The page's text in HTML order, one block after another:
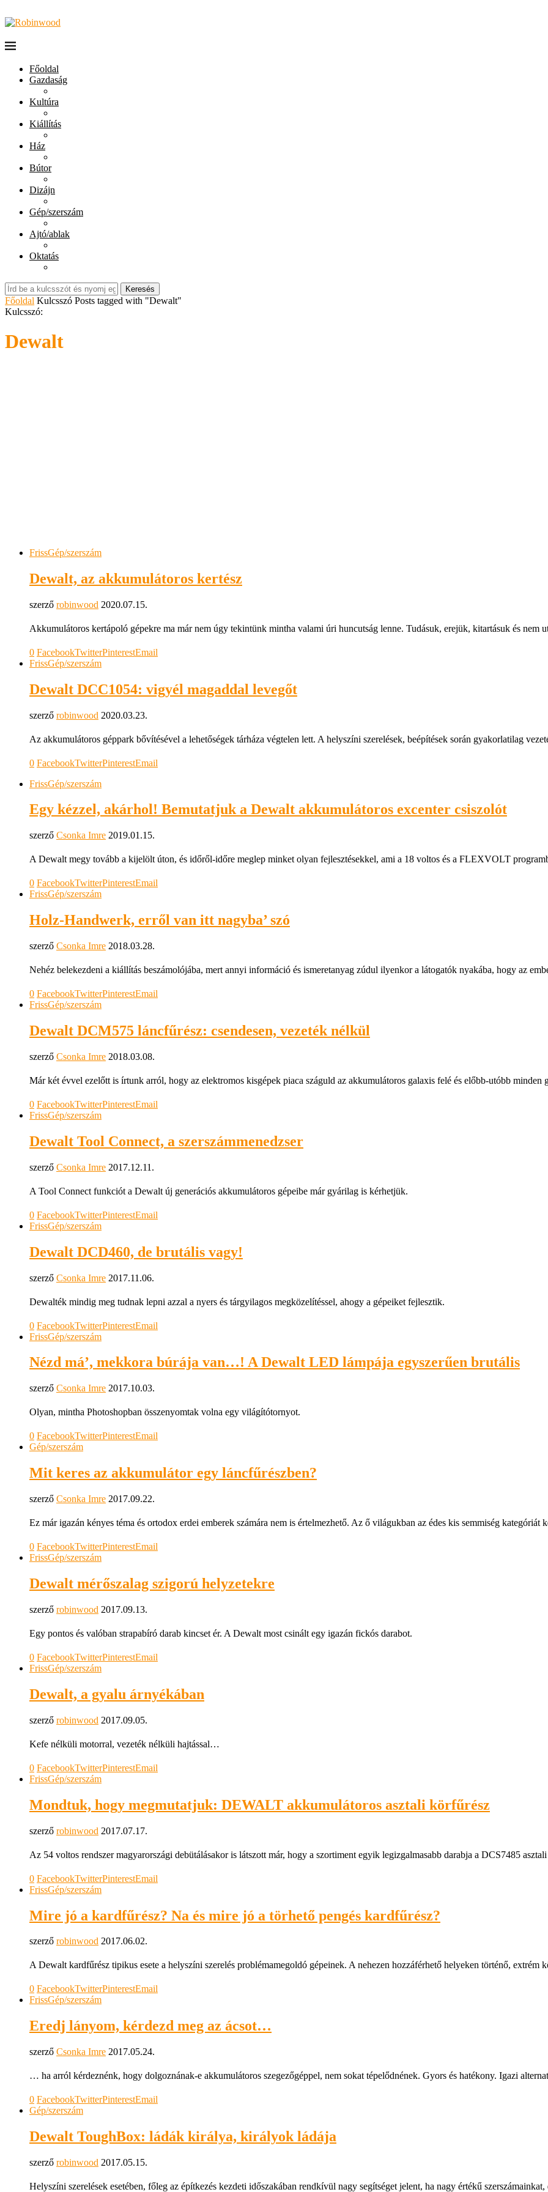
Főoldal
Gazdaság
Kultúra
Kiállítás
Ház
Bútor
Dizájn
Gép/szerszám
Ajtó/ablak
Oktatás
Keresés
Főoldal Kulcsszó Posts tagged with "Dewalt"
Kulcsszó:
Dewalt
FrissGép/szerszám
Dewalt, az akkumulátoros kertész
szerző robinwood 2020.07.15.
Akkumulátoros kertápoló gépekre ma már nem úgy tekintünk mintha valami úri huncutság lenne. Tudásuk, erejük, kitartásuk és nem
0 FacebookTwitterPinterestEmail
FrissGép/szerszám
Dewalt DCC1054: vigyél magaddal levegőt
szerző robinwood 2020.03.23.
Az akkumulátoros géppark bővítésével a lehetőségek tárháza végtelen lett. A helyszíni szerelések, beépítések során gyakorlatilag
0 FacebookTwitterPinterestEmail
FrissGép/szerszám
Egy kézzel, akárhol! Bemutatjuk a Dewalt akkumulátoros excenter csiszolót
szerző Csonka Imre 2019.01.15.
A Dewalt megy tovább a kijelölt úton, és időről-időre meglep minket olyan fejlesztésekkel, ami a 18 voltos és a FLEXVOLT
0 FacebookTwitterPinterestEmail
FrissGép/szerszám
Holz-Handwerk, erről van itt nagyba’ szó
szerző Csonka Imre 2018.03.28.
Nehéz belekezdeni a kiállítás beszámolójába, mert annyi információ és ismeretanyag zúdul ilyenkor a látogatók nyakába, hogy az
0 FacebookTwitterPinterestEmail
FrissGép/szerszám
Dewalt DCM575 láncfűrész: csendesen, vezeték nélkül
szerző Csonka Imre 2018.03.08.
Már két évvel ezelőtt is írtunk arról, hogy az elektromos kisgépek piaca száguld az akkumulátoros galaxis felé és előbb-utóbb
0 FacebookTwitterPinterestEmail
FrissGép/szerszám
Dewalt Tool Connect, a szerszámmenedzser
szerző Csonka Imre 2017.12.11.
A Tool Connect funkciót a Dewalt új generációs akkumulátoros gépeibe már gyárilag is kérhetjük.
0 FacebookTwitterPinterestEmail
FrissGép/szerszám
Dewalt DCD460, de brutális vagy!
szerző Csonka Imre 2017.11.06.
Dewalték mindig meg tudnak lepni azzal a nyers és tárgyilagos megközelítéssel, ahogy a gépeiket fejlesztik.
0 FacebookTwitterPinterestEmail
FrissGép/szerszám
Nézd má’, mekkora búrája van…! A Dewalt LED lámpája egyszerűen brutális
szerző Csonka Imre 2017.10.03.
Olyan, mintha Photoshopban összenyomtak volna egy világítótornyot.
0 FacebookTwitterPinterestEmail
Gép/szerszám
Mit keres az akkumulátor egy láncfűrészben?
szerző Csonka Imre 2017.09.22.
Ez már igazán kényes téma és ortodox erdei emberek számára nem is értelmezhető. Az ő világukban az édes kis semmiség
0 FacebookTwitterPinterestEmail
FrissGép/szerszám
Dewalt mérőszalag szigorú helyzetekre
szerző robinwood 2017.09.13.
Egy pontos és valóban strapabíró darab kincset ér. A Dewalt most csinált egy igazán fickós darabot.
0 FacebookTwitterPinterestEmail
FrissGép/szerszám
Dewalt, a gyalu árnyékában
szerző robinwood 2017.09.05.
Kefe nélküli motorral, vezeték nélküli hajtással…
0 FacebookTwitterPinterestEmail
FrissGép/szerszám
Mondtuk, hogy megmutatjuk: DEWALT akkumulátoros asztali körfűrész
szerző robinwood 2017.07.17.
Az 54 voltos rendszer magyarországi debütálásakor is látszott már, hogy a szortiment egyik legizgalmasabb darabja a DCS7485
0 FacebookTwitterPinterestEmail
FrissGép/szerszám
Mire jó a kardfűrész? Na és mire jó a törhető pengés kardfűrész?
szerző robinwood 2017.06.02.
A Dewalt kardfűrész tipikus esete a helyszíni szerelés problémamegoldó gépeinek. A nehezen hozzáférhető helyeken történő,
0 FacebookTwitterPinterestEmail
FrissGép/szerszám
Eredj lányom, kérdezd meg az ácsot…
szerző Csonka Imre 2017.05.24.
… ha arról kérdeznénk, hogy dolgoznának-e akkumulátoros szegezőgéppel, nem sokat tépelődnének. Gyors és hatékony. Igazi
0 FacebookTwitterPinterestEmail
Gép/szerszám
Dewalt ToughBox: ládák királya, királyok ládája
szerző robinwood 2017.05.15.
Helyszíni szerelések esetében, főleg az építkezés kezdeti időszakában rendkívül nagy segítséget jelent, ha nagy értékű